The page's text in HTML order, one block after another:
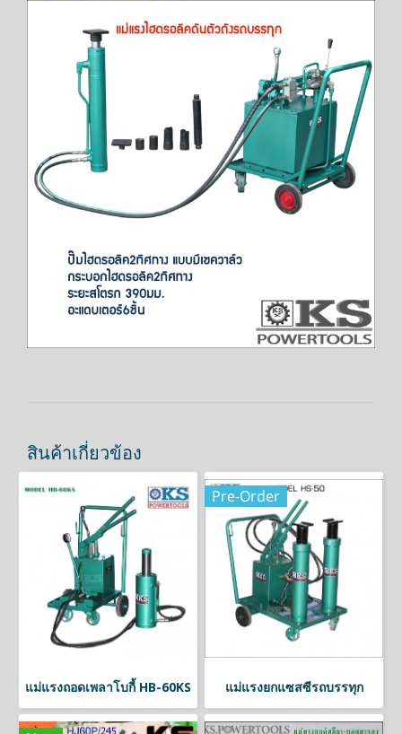
สินค้าเกี่ยวข้อง
แม่แรงถอดเพลาโบกี้ HB-60KS
Pre-Order
แม่แรงยกแซสซีรถบรรทุก